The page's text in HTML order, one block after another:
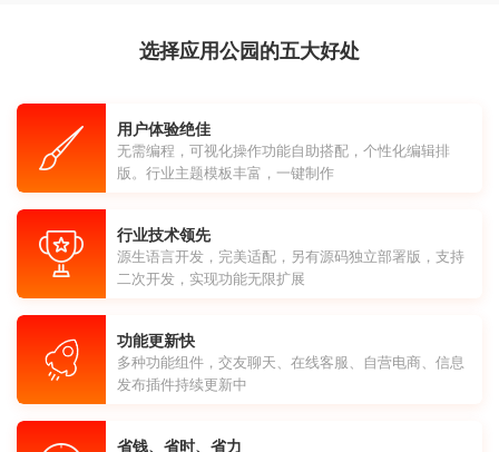
选择应用公园的五大好处
用户体验绝佳
无需编程，可视化操作功能自助搭配，个性化编辑排
版。行业主题模板丰富，一键制作
行业技术领先
源生语言开发，完美适配，另有源码独立部署版，支持
二次开发，实现功能无限扩展
功能更新快
多种功能组件，交友聊天、在线客服、自营电商、信息
发布插件持续更新中
省钱、省时、省力